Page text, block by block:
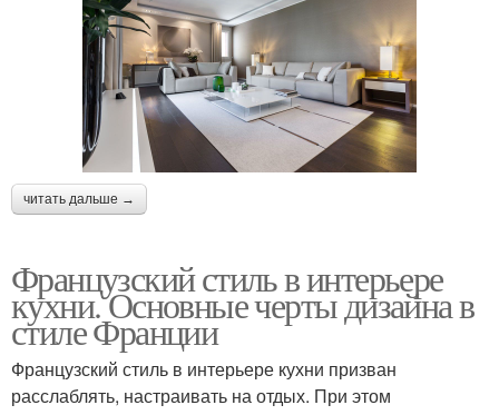
читать дальше →
Французский стиль в интерьере
кухни. Основные черты дизайна в
стиле Франции
Французский стиль в интерьере кухни призван
расслаблять, настраивать на отдых. При этом